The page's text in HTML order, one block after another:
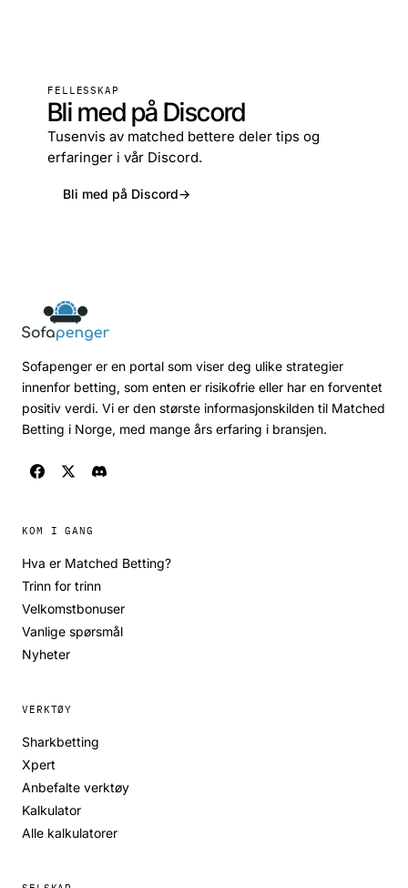
FELLESSKAP
Bli med på Discord
Tusenvis av matched bettere deler tips og
erfaringer i vår Discord.
Bli med på Discord→
Sofapenger er en portal som viser deg ulike strategier
innenfor betting, som enten er risikofrie eller har en forventet
positiv verdi. Vi er den største informasjonskilden til Matched
Betting i Norge, med mange års erfaring i bransjen.
KOM I GANG
Hva er Matched Betting?
Trinn for trinn
Velkomstbonuser
Vanlige spørsmål
Nyheter
VERKTØY
Sharkbetting
Xpert
Anbefalte verktøy
Kalkulator
Alle kalkulatorer